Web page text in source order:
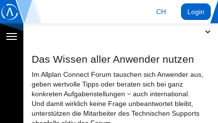
CH Login
Navigation
Das Wissen aller Anwender nutzen
Im Allplan Connect Forum tauschen sich Anwender aus,
geben wertvolle Tipps oder beraten sich bei ganz
konkreten Aufgabenstellungen − auch international.
Und damit wirklich keine Frage unbeantwortet bleibt,
unterstützen die Mitarbeiter des Technischen Supports